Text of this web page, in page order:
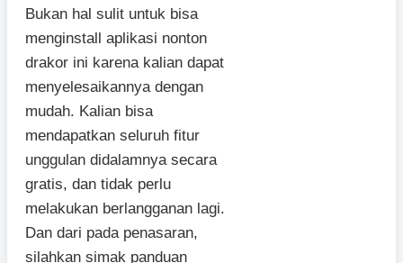
Bukan hal sulit untuk bisa
menginstall aplikasi nonton
drakor ini karena kalian dapat
menyelesaikannya dengan
mudah. Kalian bisa
mendapatkan seluruh fitur
unggulan didalamnya secara
gratis, dan tidak perlu
melakukan berlangganan lagi.
Dan dari pada penasaran,
silahkan simak panduan